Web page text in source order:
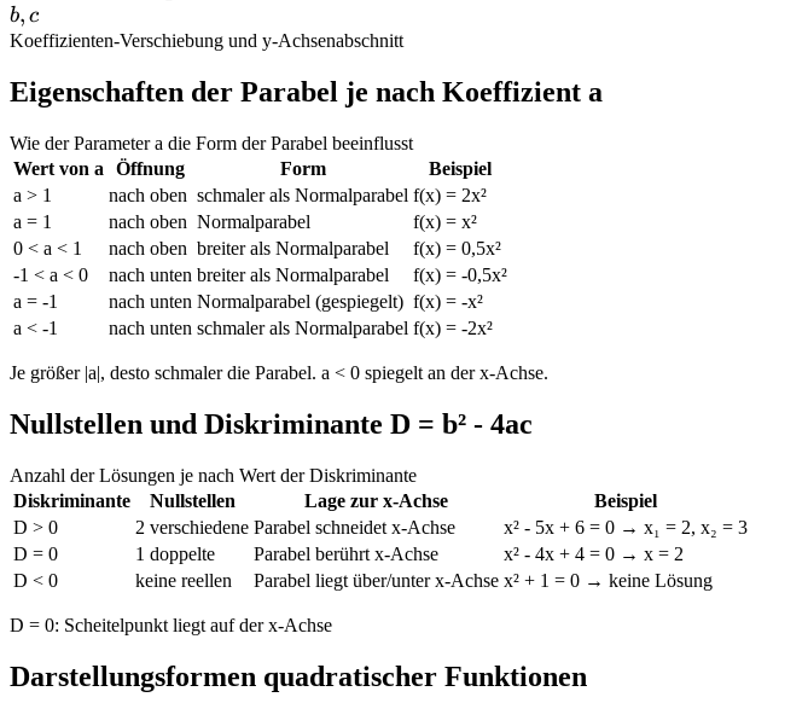
b,
c
b, c
Koeffizienten-Verschiebung und y-Achsenabschnitt
Eigenschaften der Parabel je nach Koeffizient a
Wie der Parameter a die Form der Parabel beeinflusst
Wert von a
Öffnung Form
Beispiel
a > 1
nach oben schmaler als Normalparabel f(x) = 2x²
a = 1
nach oben Normalparabel
f(x) = x²
0 < a < 1
nach oben breiter als Normalparabel
f(x) = 0,5x²
-1 < a < 0
nach unten breiter als Normalparabel
f(x) = -0,5x²
a = -1
nach unten Normalparabel (gespiegelt) f(x) = -x²
a < -1
nach unten schmaler als Normalparabel f(x) = -2x²
Je größer |a|, desto schmaler die Parabel. a < 0 spiegelt an der x-Achse.
Nullstellen und Diskriminante D = b² - 4ac
Anzahl der Lösungen je nach Wert der Diskriminante
Diskriminante
Nullstellen Lage zur x-Achse
Beispiel
D > 0
2 verschiedene Parabel schneidet x-Achse
x² - 5x + 6 = 0 → x₁ = 2, x₂ = 3
D = 0
1 doppelte Parabel berührt x-Achse
x² - 4x + 4 = 0 → x = 2
D < 0
keine reellen Parabel liegt über/unter x-Achse x² + 1 = 0 → keine Lösung
D = 0: Scheitelpunkt liegt auf der x-Achse
Darstellungsformen quadratischer Funktionen